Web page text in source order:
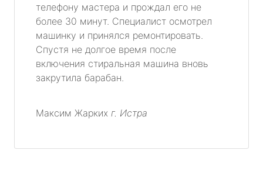
телефону мастера и прождал его не
более 30 минут. Специалист осмотрел
машинку и принялся ремонтировать.
Спустя не долгое время после
включения стиральная машина вновь
закрутила барабан.
Максим Жарких г. Истра